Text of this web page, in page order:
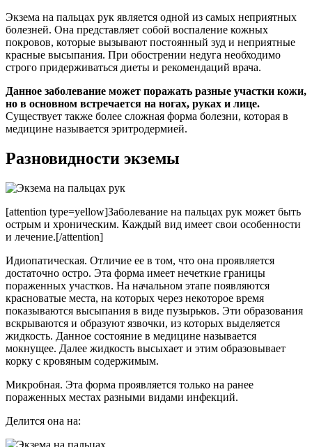
Экзема на пальцах рук является одной из самых неприятных
болезней. Она представляет собой воспаление кожных
покровов, которые вызывают постоянный зуд и неприятные
красные высыпания. При обострении недуга необходимо
строго придерживаться диеты и рекомендаций врача.
Данное заболевание может поражать разные участки кожи,
но в основном встречается на ногах, руках и лице.
Существует также более сложная форма болезни, которая в
медицине называется эритродермией.
Разновидности экземы
[attention type=yellow]Заболевание на пальцах рук может быть
острым и хроническим. Каждый вид имеет свои особенности
и лечение.[/attention]
Идиопатическая. Отличие ее в том, что она проявляется
достаточно остро. Эта форма имеет нечеткие границы
пораженных участков. На начальном этапе появляются
красноватые места, на которых через некоторое время
показываются высыпания в виде пузырьков. Эти образования
вскрываются и образуют язвочки, из которых выделяется
жидкость. Данное состояние в медицине называется
мокнущее. Далее жидкость высыхает и этим образовывает
корку с кровяным содержимым.
Микробная. Эта форма проявляется только на ранее
пораженных местах разными видами инфекций.
Делится она на: